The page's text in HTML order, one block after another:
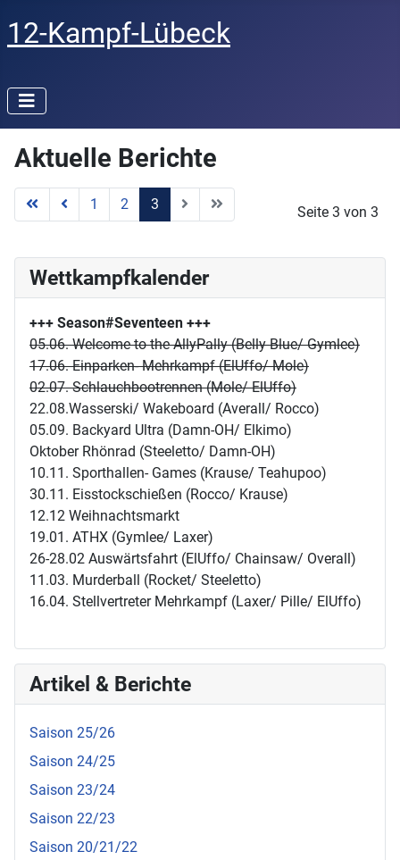
12-Kampf-Lübeck
Aktuelle Berichte
Seite 3 von 3
1 2 3
Wettkampfkalender
+++ Season#Seventeen +++
05.06. Welcome to the AllyPally (Belly Blue/ Gymlee)
17.06. Einparken- Mehrkampf (ElUffo/ Mole)
02.07. Schlauchbootrennen (Mole/ ElUffo)
22.08.Wasserski/ Wakeboard (Averall/ Rocco)
05.09. Backyard Ultra (Damn-OH/ Elkimo)
Oktober Rhönrad (Steeletto/ Damn-OH)
10.11. Sporthallen- Games (Krause/ Teahupoo)
30.11. Eisstockschießen (Rocco/ Krause)
12.12 Weihnachtsmarkt
19.01. ATHX (Gymlee/ Laxer)
26-28.02 Auswärtsfahrt (ElUffo/ Chainsaw/ Overall)
11.03. Murderball (Rocket/ Steeletto)
16.04. Stellvertreter Mehrkampf (Laxer/ Pille/ ElUffo)
Artikel & Berichte
Saison 25/26
Saison 24/25
Saison 23/24
Saison 22/23
Saison 20/21/22